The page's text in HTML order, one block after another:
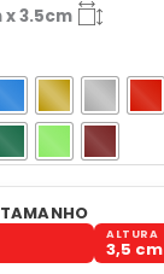
x 3.5cm
ALTURA
3,5 cm